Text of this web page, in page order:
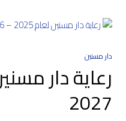
دار مسنين
2027